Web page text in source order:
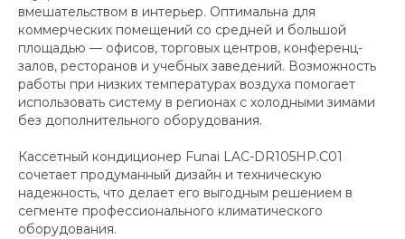
вмешательством в интерьер. Оптимальна для
коммерческих помещений со средней и большой
площадью — офисов, торговых центров, конференц-
залов, ресторанов и учебных заведений. Возможность
работы при низких температурах воздуха помогает
использовать систему в регионах с холодными зимами
без дополнительного оборудования.
Кассетный кондиционер Funai LAC-DR105HP.C01
сочетает продуманный дизайн и техническую
надежность, что делает его выгодным решением в
сегменте профессионального климатического
оборудования.